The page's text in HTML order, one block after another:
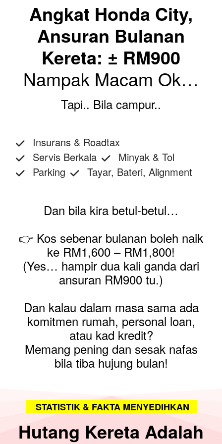
Angkat Honda City,
Ansuran Bulanan
Kereta: ± RM900
Nampak Macam Ok…
Tapi.. Bila campur..
Insurans & Roadtax
Servis Berkala
Minyak & Tol
Parking
Tayar, Bateri, Alignment
Dan bila kira betul-betul…
👉 Kos sebenar bulanan boleh naik
ke RM1,600 – RM1,800!
(Yes… hampir dua kali ganda dari
ansuran RM900 tu.)
Dan kalau dalam masa sama ada
komitmen rumah, personal loan,
atau kad kredit?
Memang pening dan sesak nafas
bila tiba hujung bulan!
STATISTIK & FAKTA MENYEDIHKAN
Hutang Kereta Adalah